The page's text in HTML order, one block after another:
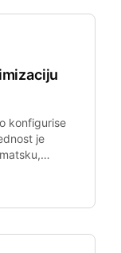
konfigurise
je